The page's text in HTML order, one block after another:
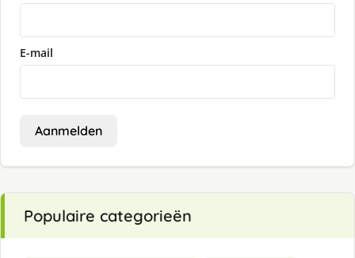
E-mail
Aanmelden
Populaire categorieën